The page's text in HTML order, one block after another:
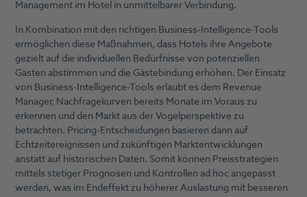
Management im Hotel in unmittelbarer Verbindung.
In Kombination mit den richtigen Business-Intelligence-Tools
ermöglichen diese Maßnahmen, dass Hotels ihre Angebote
gezielt auf die individuellen Bedürfnisse von potenziellen
Gästen abstimmen und die Gästebindung erhöhen. Der Einsatz
von Business-Intelligence-Tools erlaubt es dem Revenue
Manager, Nachfragekurven bereits Monate im Voraus zu
erkennen und den Markt aus der Vogelperspektive zu
betrachten. Pricing-Entscheidungen basieren dann auf
Echtzeitereignissen und zukünftigen Marktentwicklungen
anstatt auf historischen Daten. Somit können Preisstrategien
mittels stetiger Prognosen und Kontrollen ad hoc angepasst
werden, was im Endeffekt zu höherer Auslastung mit besseren